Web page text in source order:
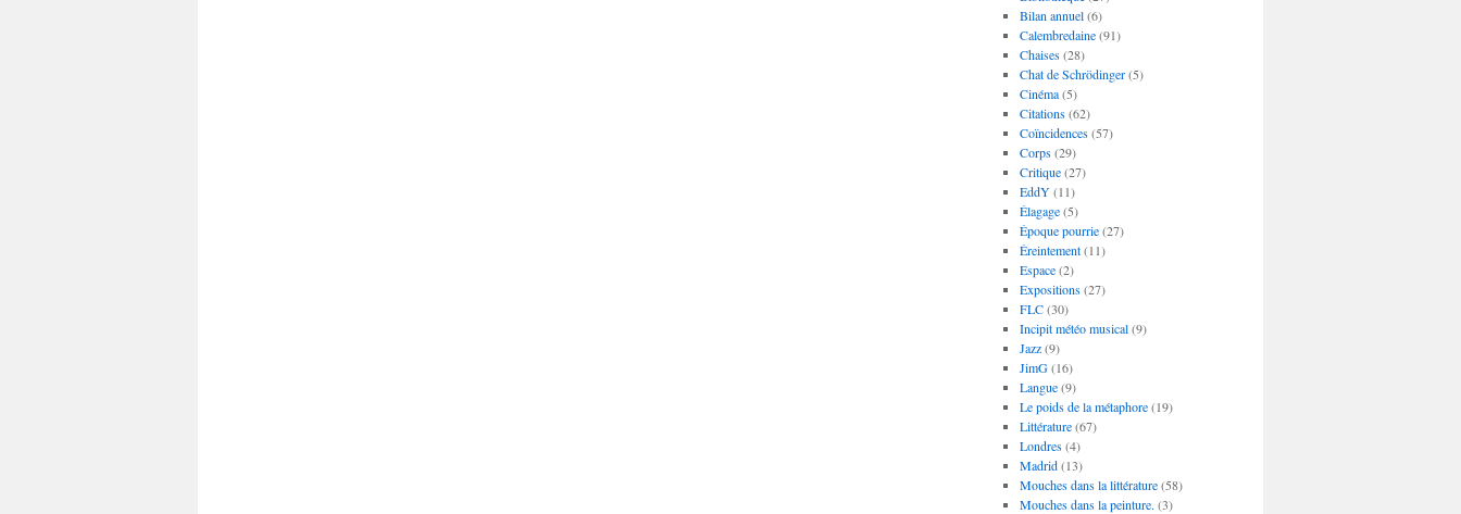
Bilan annuel(6)
Calembredaine(91)
Chaises(28)
Chat de Schrödinger(5)
Cinéma(5)
Citations(62)
Coïncidences(57)
Corps(29)
Critique(27)
EddY(11)
Élagage(5)
Époque pourrie(27)
Éreintement(11)
Espace(2)
Expositions(27)
FLC(30)
Incipit météo musical(9)
Jazz(9)
JimG(16)
Langue(9)
Le poids de la métaphore(19)
Littérature(67)
Londres(4)
Madrid(13)
Mouches dans la littérature(58)
Mouches dans la peinture. (3)